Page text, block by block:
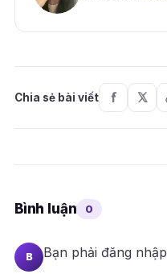
Chia sẻ bài viết
Bình luận 0
B Bạn phải đăng nhập